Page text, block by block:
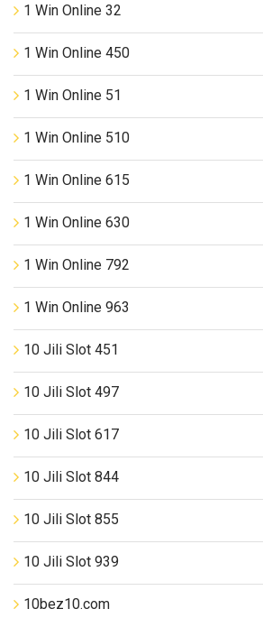
1 Win Online 32
1 Win Online 450
1 Win Online 51
1 Win Online 510
1 Win Online 615
1 Win Online 630
1 Win Online 792
1 Win Online 963
10 Jili Slot 451
10 Jili Slot 497
10 Jili Slot 617
10 Jili Slot 844
10 Jili Slot 855
10 Jili Slot 939
10bez10.com